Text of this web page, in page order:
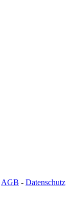
AGB - Datenschutz